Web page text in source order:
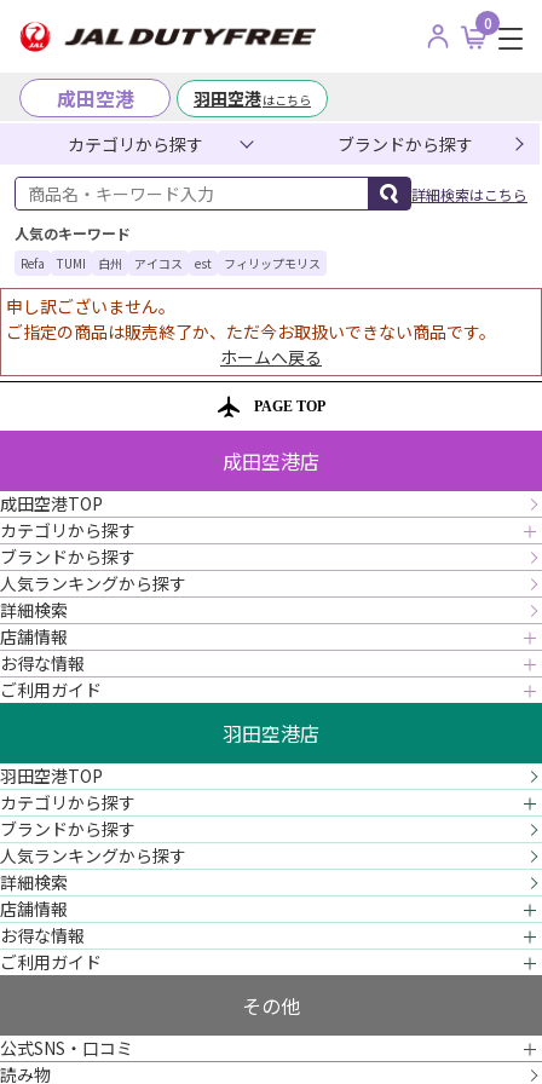
0
成田空港 羽田空港はこちら
カテゴリから探す ブランドから探す
商品名・キーワード入力
詳細検索はこちら
人気のキーワード
Refa TUMI 白州 アイコス est フィリップモリス
申し訳ございません。
ご指定の商品は販売終了か、ただ今お取扱いできない商品です。
ホームへ戻る
PAGE TOP
成田空港店
成田空港TOP
カテゴリから探す
ブランドから探す
人気ランキングから探す
詳細検索
店舗情報
お得な情報
ご利用ガイド
羽田空港店
羽田空港TOP
カテゴリから探す
ブランドから探す
人気ランキングから探す
詳細検索
店舗情報
お得な情報
ご利用ガイド
その他
公式SNS・口コミ
読み物